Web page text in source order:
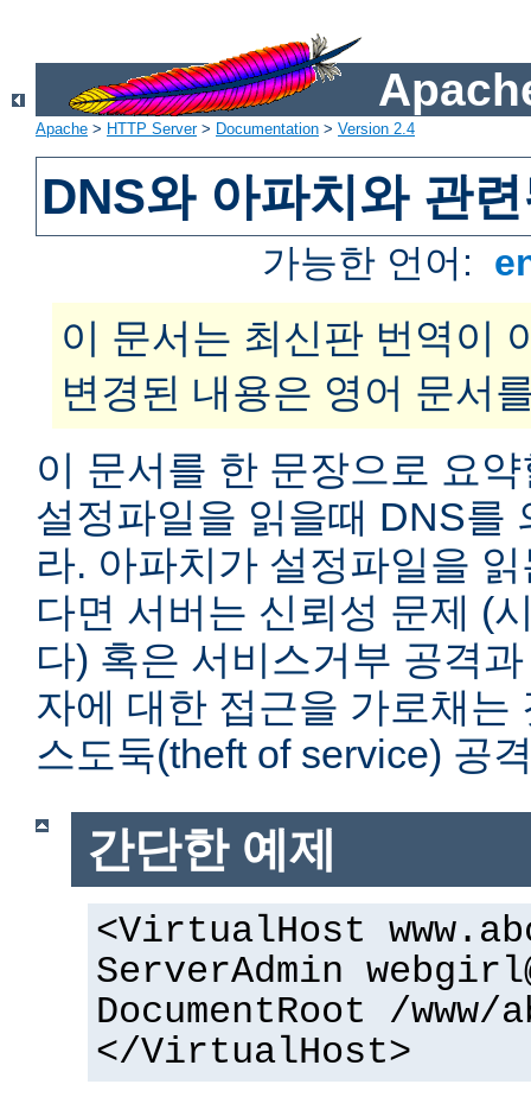
Apache > HTTP Server> Documentation > Version 2.4
DNS와 아파치와 관
가능한 언어:
이 문서는 최신판 번역이
변경된 내용은 영어 문서
이 문서를 한 문장으로 요
설정파일을 읽을때 DNS를
라. 아파치가 설정파일을
다면 서버는 신뢰성 문제 (
다) 혹은 서비스거부 공격
자에 대한 접근을 가로채는
스도둑(theft of service) 공
간단한 예제
<VirtualHost
ServerAdmin
DocumentRoot /www/
</VirtualHost>